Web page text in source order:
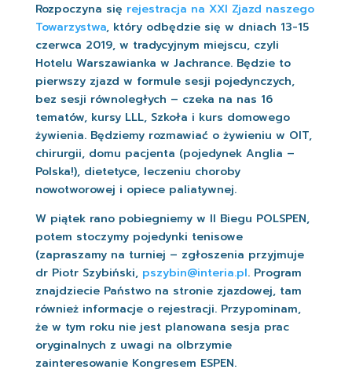
Rozpoczyna się rejestracja na XXI Zjazd naszego
Towarzystwa, który odbędzie się w dniach 13-15
czerwca 2019, w tradycyjnym miejscu, czyli
Hotelu Warszawianka w Jachrance. Będzie to
pierwszy zjazd w formule sesji pojedynczych,
bez sesji równoległych – czeka na nas 16
tematów, kursy LLL, Szkoła i kurs domowego
żywienia. Będziemy rozmawiać o żywieniu w OIT,
chirurgii, domu pacjenta (pojedynek Anglia –
Polska!), dietetyce, leczeniu choroby
nowotworowej i opiece paliatywnej.
W piątek rano pobiegniemy w II Biegu POLSPEN,
potem stoczymy pojedynki tenisowe
(zapraszamy na turniej – zgłoszenia przyjmuje
dr Piotr Szybiński, pszybin@interia.pl. Program
znajdziecie Państwo na stronie zjazdowej, tam
również informacje o rejestracji. Przypominam,
że w tym roku nie jest planowana sesja prac
oryginalnych z uwagi na olbrzymie
zainteresowanie Kongresem ESPEN.